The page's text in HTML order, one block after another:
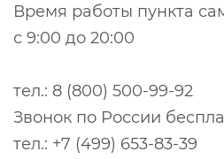
Время работы пункта
с 9:00 до 20:00
тел.: 8 (800) 500-99-92
Звонок по России
тел.: +7 (499) 653-83-39